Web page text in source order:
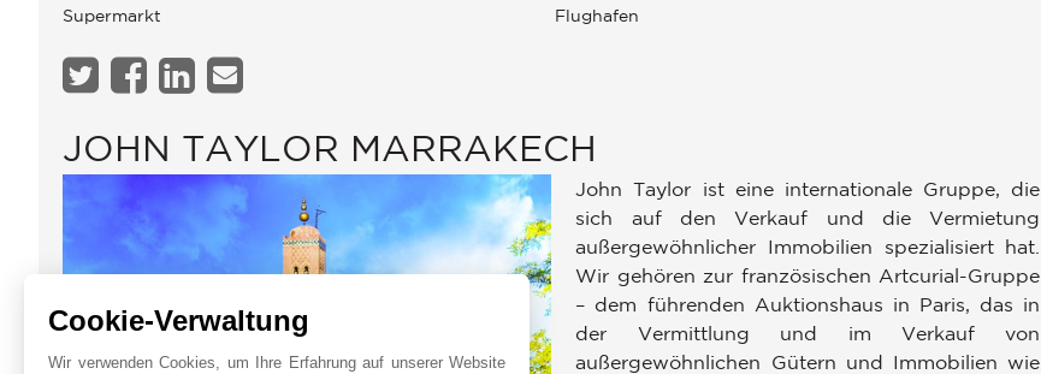
Supermarkt
Flughafen
JOHN TAYLOR MARRAKECH
John Taylor ist eine internationale Gruppe, die
sich auf den Verkauf und die Vermietung
außergewöhnlicher Immobilien spezialisiert hat.
Wir gehören zur französischen Artcurial-Gruppe
– dem führenden Auktionshaus in Paris, das in
der Vermittlung und im Verkauf von
außergewöhnlichen Gütern und Immobilien wie
Cookie-Verwaltung
Wir verwenden Cookies, um Ihre Erfahrung auf unserer Website